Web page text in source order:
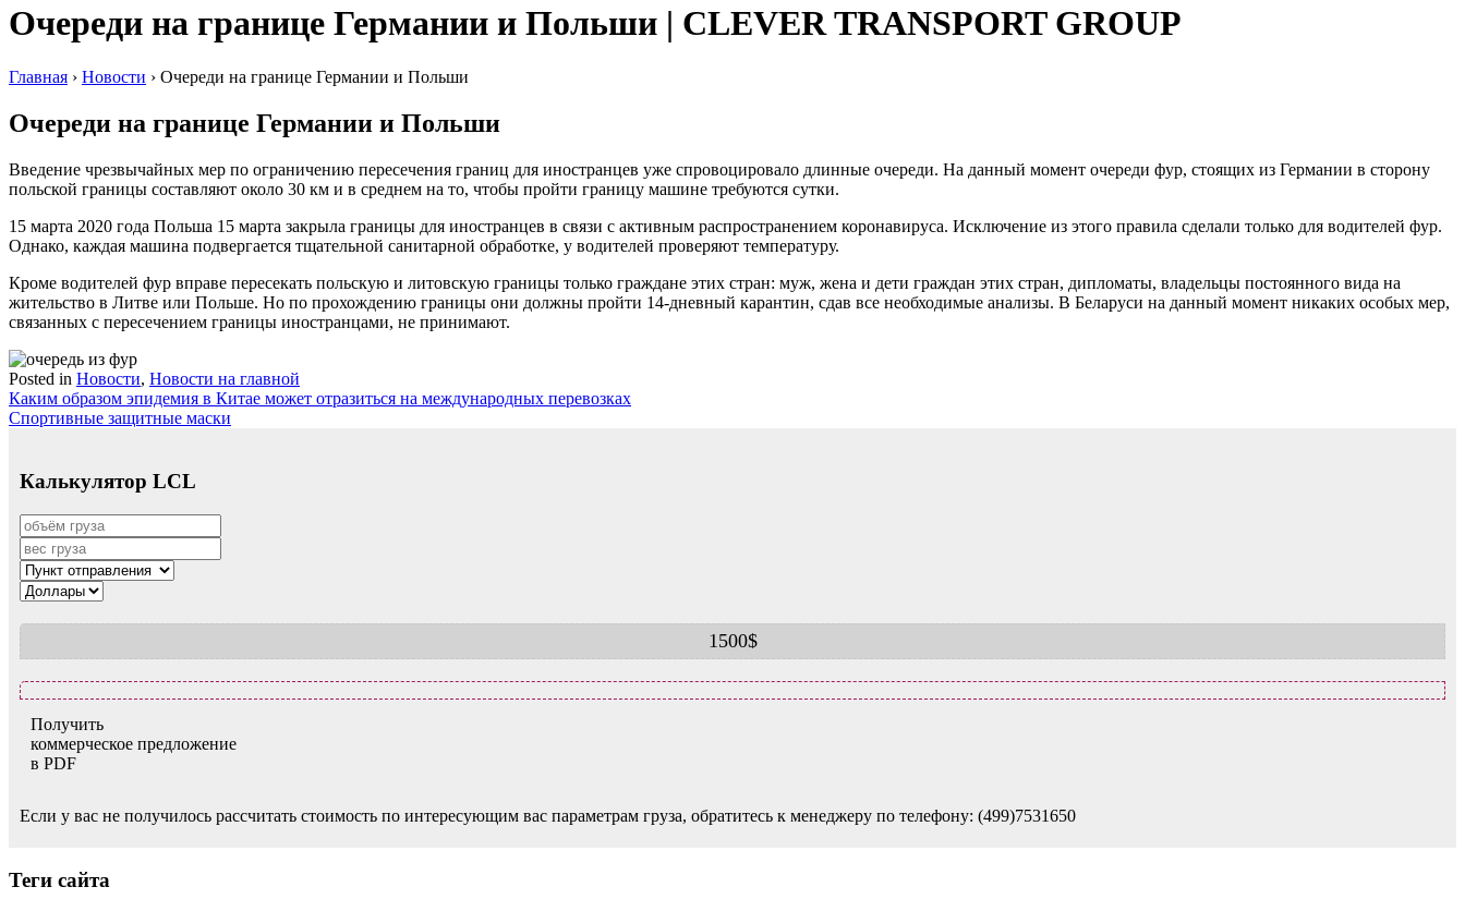
Очереди на границе Германии и Польши | CLEVER TRANSPORT GROUP
Главная › Новости › Очереди на границе Германии и Польши
Очереди на границе Германии и Польши
Введение чрезвычайных мер по ограничению пересечения границ для иностранцев уже спровоцировало длинные очереди. На данный момент очереди фур, стоящих из Германии в сторону
польской границы составляют около 30 км и в среднем на то, чтобы пройти границу машине требуются сутки.
15 марта 2020 года Польша 15 марта закрыла границы для иностранцев в связи с активным распространением коронавируса. Исключение из этого правила сделали только для водителей фур.
Однако, каждая машина подвергается тщательной санитарной обработке, у водителей проверяют температуру.
Кроме водителей фур вправе пересекать польскую и литовскую границы только граждане этих стран: муж, жена и дети граждан этих стран, дипломаты, владельцы постоянного вида на
жительство в Литве или Польше. Но по прохождению границы они должны пройти 14-дневный карантин, сдав все необходимые анализы. В Беларуси на данный момент никаких особых мер,
связанных с пересечением границы иностранцами, не принимают.
Posted in Новости, Новости на главной
Навигация
по
Каким образом эпидемия в Китае может отразиться на международных перевозках
Спортивные защитные маски
Калькулятор LCL
1500$
Получить
коммерческое предложение
в PDF
Если у вас не получилось рассчитать стоимость по интересующим вас параметрам груза, обратитесь к менеджеру по телефону: (499)7531650
Теги сайта